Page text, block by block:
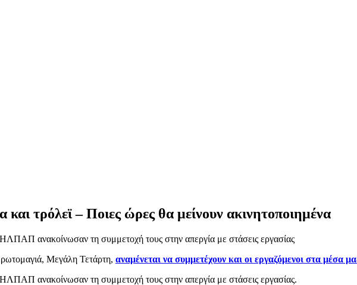
τρόλεϊ – Ποιες ώρες θα μείνουν ακινητοποιημένα
ανακοίνωσαν τη συμμετοχή τους στην απεργία με στάσεις εργασίας
Μεγάλη Τετάρτη, αναμένεται να συμμετέχουν και οι εργαζόμενοι στα μέσα
ανακοίνωσαν τη συμμετοχή τους στην απεργία με στάσεις εργασίας.